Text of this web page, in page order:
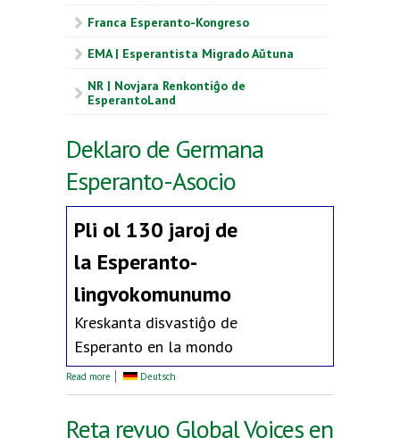
Franca Esperanto-Kongreso
EMA | Esperantista Migrado Aŭtuna
NR | Novjara Renkontiĝo de
EsperantoLand
Deklaro de Germana
Esperanto-Asocio
Pli ol 130 jaroj de
la Esperanto-
lingvokomunumo
Kreskanta disvastiĝo de
Esperanto en la mondo
Read more about Deklaro de Germana Esperanto-Asocio
Deutsch
Reta revuo Global Voices en